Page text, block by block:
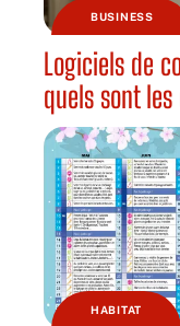
BUSINESS
Logiciels de
quels sont
HABITAT